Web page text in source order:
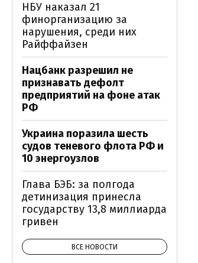
НБУ наказал 21
финорганизацию за
нарушения, среди них
Райффайзен
Нацбанк разрешил не
признавать дефолт
предприятий на фоне атак
РФ
Украина поразила шесть
судов теневого флота РФ и
10 энергоузлов
Глава БЭБ: за полгода
детинизация принесла
государству 13,8 миллиарда
гривен
ВСЕ НОВОСТИ